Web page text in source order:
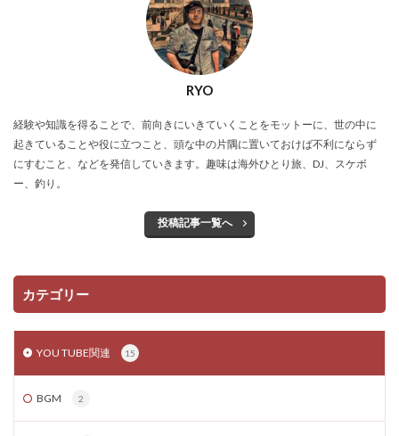
RYO
経験や知識を得ることで、前向きにいきていくことをモットーに、世の中に
起きていることや役に立つこと、頭な中の片隅に置いておけば不利にならず
にすむこと、などを発信していきます。趣味は海外ひとり旅、DJ、スケボ
ー、釣り。
投稿記事一覧へ
カテゴリー
YOU TUBE関連 15
BGM 2